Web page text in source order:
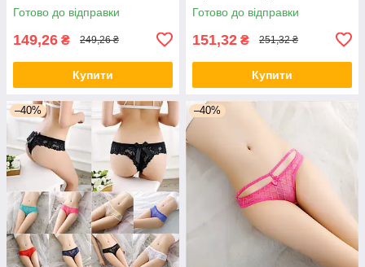
Готово до відправки
149,26 ₴ 249,26 ₴
Купити
Готово до відправки
151,32 ₴ 251,32 ₴
Купити
–40% –40%